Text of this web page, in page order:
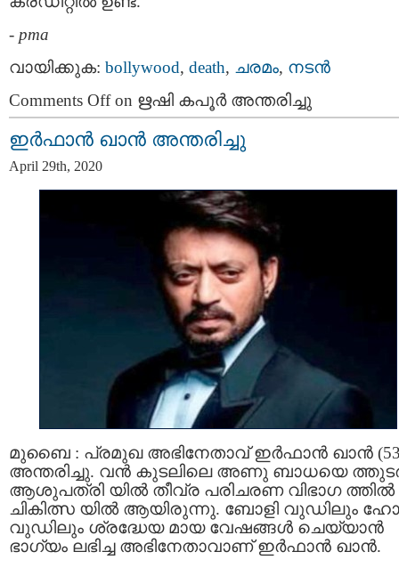
- pma
വായിക്കുക: bollywood, death, ചരമം, നടന്‍
Comments Offon ഋഷി കപൂർ അന്തരിച്ചു
ഇര്‍ഫാന്‍ ഖാന്‍ അന്തരിച്ചു
April 29th, 2020
മുബൈ : പ്രമുഖ അഭിനേതാവ് ഇര്‍ഫാന്‍ ഖാന്‍
അന്തരിച്ചു. വൻ കുടലിലെ അണു ബാധയെ
ആശുപത്രി യിൽ തീവ്ര പരിചരണ വിഭാഗ ത്തിൽ
ചികിത്സ യില്‍ ആയിരുന്നു. ബോളി വുഡിലും
വുഡിലും ശ്രദ്ധേയ മായ വേഷങ്ങള്‍ ചെയ്യാന്‍
ഭാഗ്യം ലഭിച്ച അഭിനേതാവാണ് ഇര്‍ഫാന്‍ ഖാന്‍.